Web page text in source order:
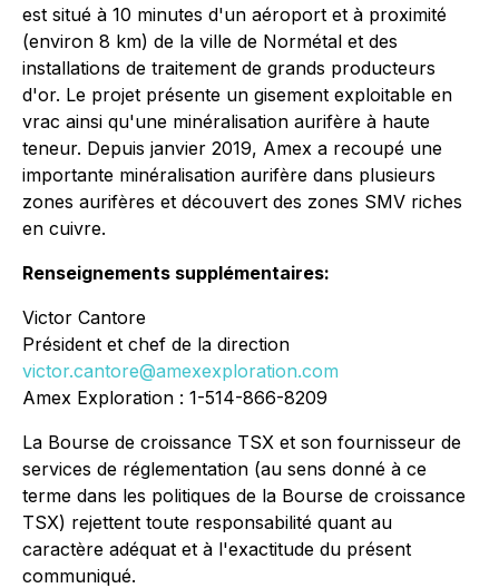
est situé à 10 minutes d'un aéroport et à proximité
(environ 8 km) de la ville de Normétal et des
installations de traitement de grands producteurs
d'or. Le projet présente un gisement exploitable en
vrac ainsi qu'une minéralisation aurifère à haute
teneur. Depuis janvier 2019, Amex a recoupé une
importante minéralisation aurifère dans plusieurs
zones aurifères et découvert des zones SMV riches
en cuivre.
Renseignements supplémentaires:
Victor Cantore
Président et chef de la direction
victor.cantore@amexexploration.com
Amex Exploration : 1-514-866-8209
La Bourse de croissance TSX et son fournisseur de
services de réglementation (au sens donné à ce
terme dans les politiques de la Bourse de croissance
TSX) rejettent toute responsabilité quant au
caractère adéquat et à l'exactitude du présent
communiqué.